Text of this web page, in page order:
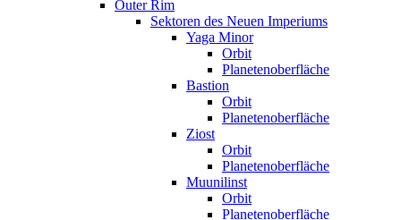
Outer Rim
Sektoren des Neuen Imperiums
Yaga Minor
Orbit
Planetenoberfläche
Bastion
Orbit
Planetenoberfläche
Ziost
Orbit
Planetenoberfläche
Muunilinst
Orbit
Planetenoberfläche